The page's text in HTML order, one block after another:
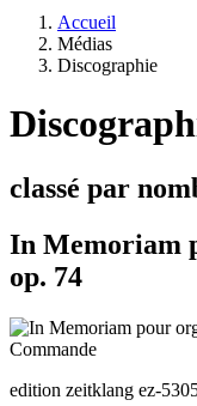
Accueil
Médias
Discographie
classé par
In Memoriam
op. 74
Commande
edition zeitklang ez-